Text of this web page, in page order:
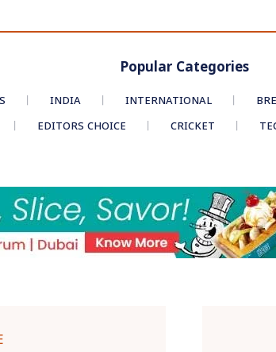
Popular Categories
INDIA INTERNATIONAL
EDITORS CHOICE CRICKET